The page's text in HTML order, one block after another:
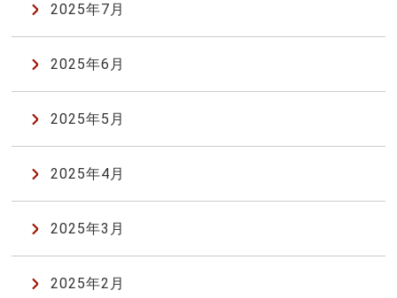
2025年7月
2025年6月
2025年5月
2025年4月
2025年3月
2025年2月